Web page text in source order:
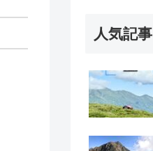
人気記事